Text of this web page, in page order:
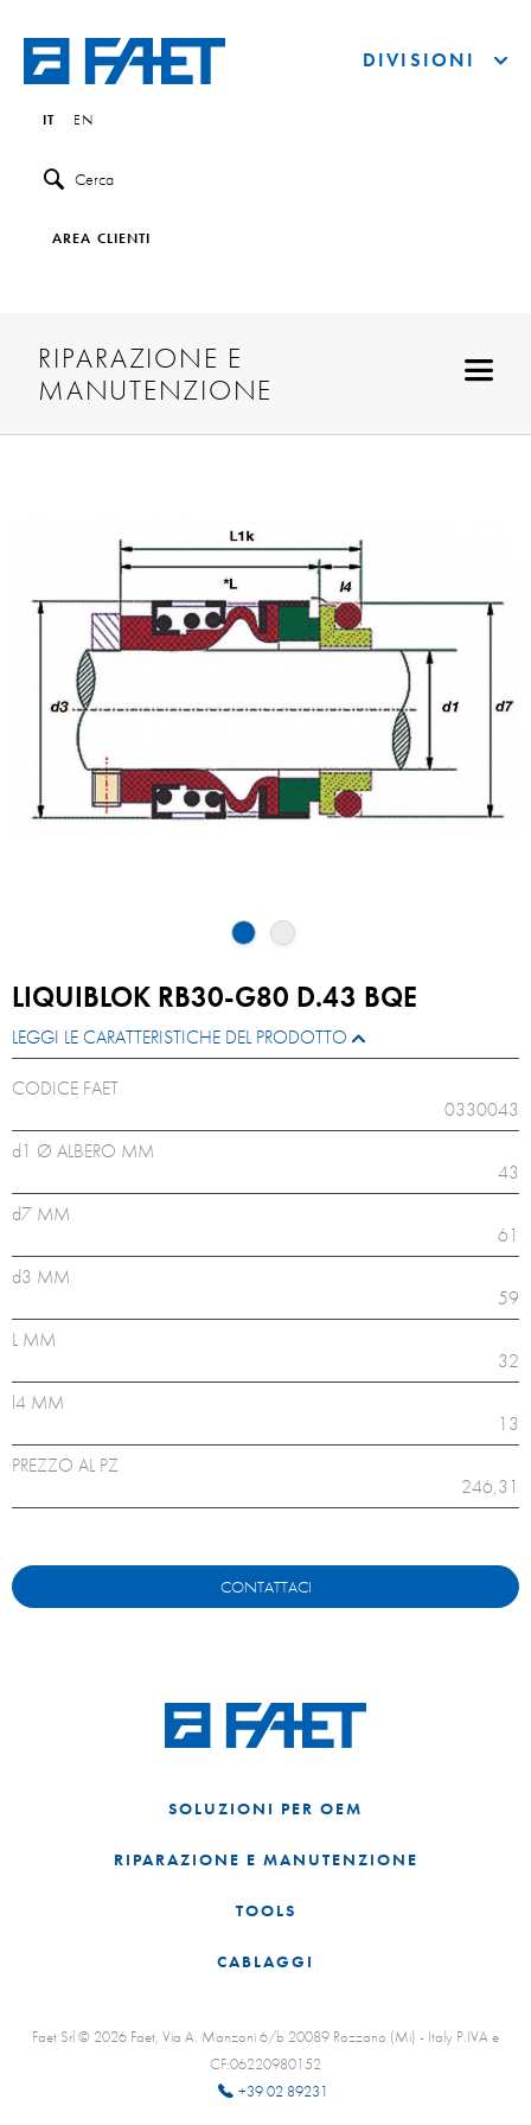
IT EN
Cerca
AREA CLIENTI
DIVISIONI
RIPARAZIONE E
MANUTENZIONE
LIQUIBLOK RB30-G80 D.43 BQE
LEGGI LE CARATTERISTICHE DEL PRODOTTO
CODICE FAET
0330043
d1 Ø ALBERO MM
43
d7 MM
61
d3 MM
59
L MM
32
l4 MM
13
PREZZO AL PZ
246,31
CONTATTACI
SOLUZIONI PER OEM
RIPARAZIONE E MANUTENZIONE
TOOLS
CABLAGGI
Faet Srl © 2026 Faet, Via A. Manzoni 6/b 20089 Rozzano (Mi) - Italy P.IVA e
CF:06220980152
+39 02 89231